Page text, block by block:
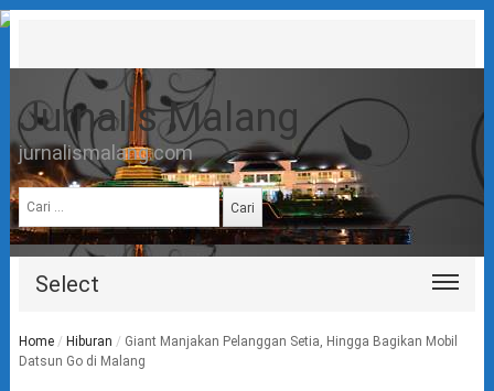
Jurnalis Malang
jurnalismalang.com
Cari
untuk:
Select
Home / Hiburan / Giant Manjakan Pelanggan Setia, Hingga Bagikan Mobil
Datsun Go di Malang